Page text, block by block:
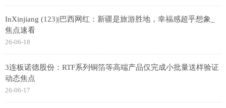
InXinjiang (123)|巴西网红：新疆是旅游胜地，幸福感超乎想象_
焦点速看
26-06-18
3连板诺德股份：RTF系列铜箔等高端产品仅完成小批量送样验证
动态焦点
26-06-17